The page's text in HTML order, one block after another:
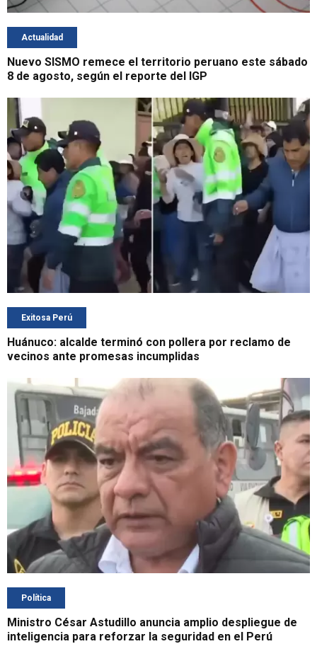
Actualidad
Nuevo SISMO remece el territorio peruano este sábado
8 de agosto, según el reporte del IGP
Exitosa Perú
Huánuco: alcalde terminó con pollera por reclamo de
vecinos ante promesas incumplidas
Política
Ministro César Astudillo anuncia amplio despliegue de
inteligencia para reforzar la seguridad en el Perú